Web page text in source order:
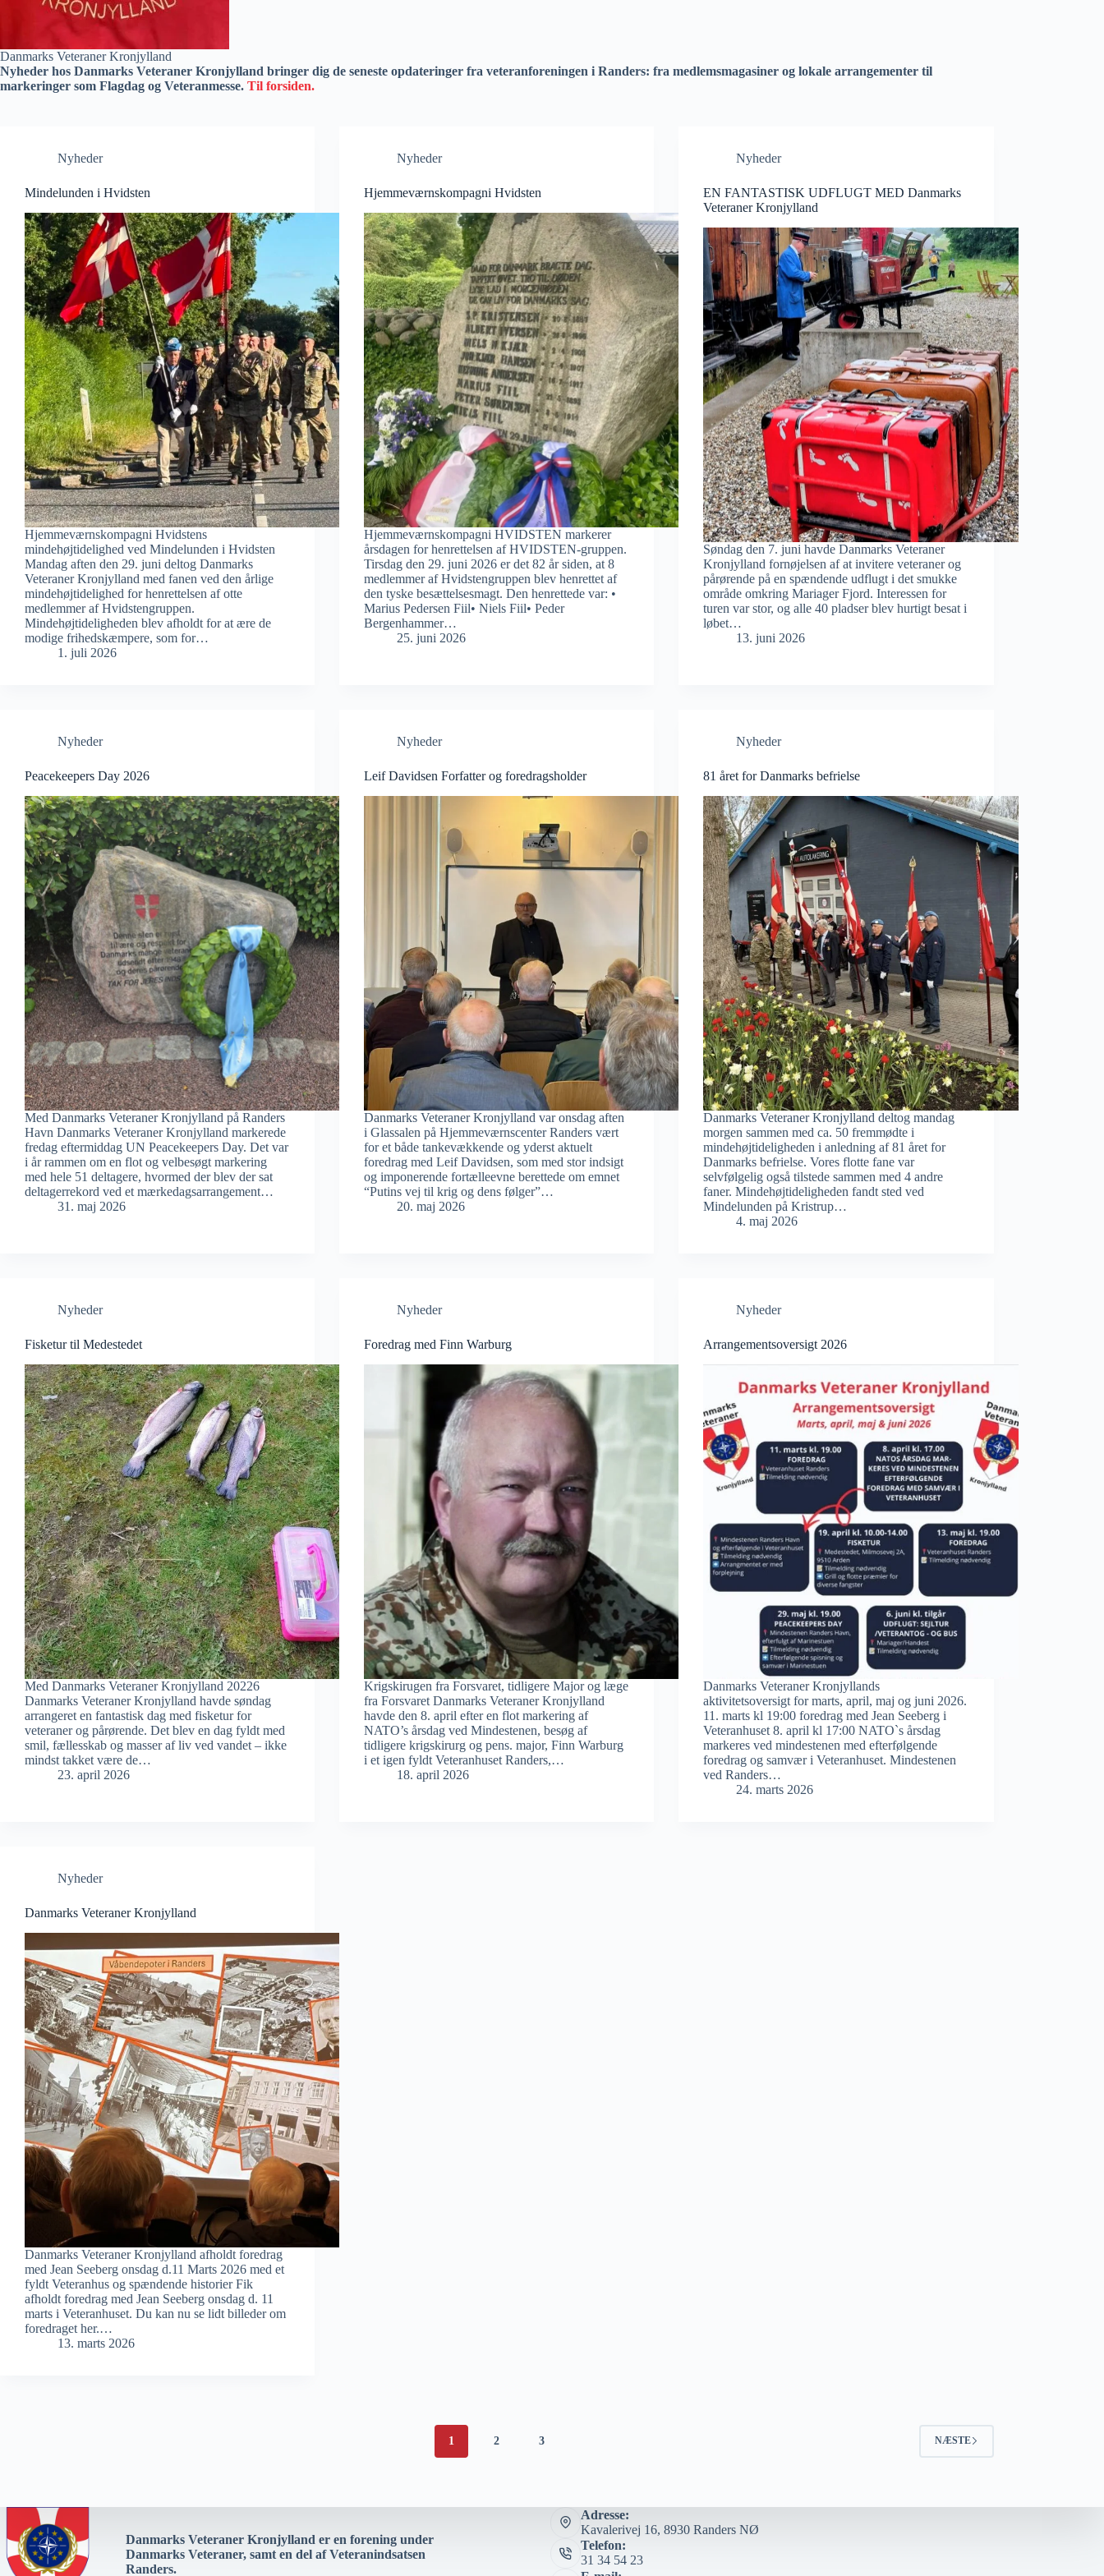
Danmarks Veteraner Kronjylland
Nyheder hos Danmarks Veteraner Kronjylland bringer dig de seneste opdateringer fra veteranforeningen i Randers: fra medlemsmagasiner og lokale arrangementer til
markeringer som Flagdag og Veteranmesse. Til forsiden.
Nyheder
Mindelunden i Hvidsten
Hjemmeværnskompagni Hvidstens
mindehøjtidelighed ved Mindelunden i Hvidsten
Mandag aften den 29. juni deltog Danmarks
Veteraner Kronjylland med fanen ved den årlige
mindehøjtidelighed for henrettelsen af otte
medlemmer af Hvidstengruppen.
Mindehøjtideligheden blev afholdt for at ære de
modige frihedskæmpere, som for…
1. juli 2026
Nyheder
Hjemmeværnskompagni Hvidsten
Hjemmeværnskompagni HVIDSTEN markerer
årsdagen for henrettelsen af HVIDSTEN-gruppen.
Tirsdag den 29. juni 2026 er det 82 år siden, at 8
medlemmer af Hvidstengruppen blev henrettet af
den tyske besættelsesmagt. Den henrettede var: •
Marius Pedersen Fiil• Niels Fiil• Peder
Bergenhammer…
25. juni 2026
Nyheder
EN FANTASTISK UDFLUGT MED Danmarks
Veteraner Kronjylland
Søndag den 7. juni havde Danmarks Veteraner
Kronjylland fornøjelsen af at invitere veteraner og
pårørende på en spændende udflugt i det smukke
område omkring Mariager Fjord. Interessen for
turen var stor, og alle 40 pladser blev hurtigt besat i
løbet…
13. juni 2026
Nyheder
Peacekeepers Day 2026
Med Danmarks Veteraner Kronjylland på Randers
Havn Danmarks Veteraner Kronjylland markerede
fredag eftermiddag UN Peacekeepers Day. Det var
i år rammen om en flot og velbesøgt markering
med hele 51 deltagere, hvormed der blev der sat
deltagerrekord ved et mærkedagsarrangement…
31. maj 2026
Nyheder
Leif Davidsen Forfatter og foredragsholder
Danmarks Veteraner Kronjylland var onsdag aften
i Glassalen på Hjemmeværnscenter Randers vært
for et både tankevækkende og yderst aktuelt
foredrag med Leif Davidsen, som med stor indsigt
og imponerende fortælleevne berettede om emnet
“Putins vej til krig og dens følger”…
20. maj 2026
Nyheder
81 året for Danmarks befrielse
Danmarks Veteraner Kronjylland deltog mandag
morgen sammen med ca. 50 fremmødte i
mindehøjtideligheden i anledning af 81 året for
Danmarks befrielse. Vores flotte fane var
selvfølgelig også tilstede sammen med 4 andre
faner. Mindehøjtideligheden fandt sted ved
Mindelunden på Kristrup…
4. maj 2026
Nyheder
Fisketur til Medestedet
Med Danmarks Veteraner Kronjylland 20226
Danmarks Veteraner Kronjylland havde søndag
arrangeret en fantastisk dag med fisketur for
veteraner og pårørende. Det blev en dag fyldt med
smil, fællesskab og masser af liv ved vandet – ikke
mindst takket være de…
23. april 2026
Nyheder
Foredrag med Finn Warburg
Krigskirugen fra Forsvaret, tidligere Major og læge
fra Forsvaret Danmarks Veteraner Kronjylland
havde den 8. april efter en flot markering af
NATO’s årsdag ved Mindestenen, besøg af
tidligere krigskirurg og pens. major, Finn Warburg
i et igen fyldt Veteranhuset Randers,…
18. april 2026
Nyheder
Arrangementsoversigt 2026
Danmarks Veteraner Kronjyllands
aktivitetsoversigt for marts, april, maj og juni 2026.
11. marts kl 19:00 foredrag med Jean Seeberg i
Veteranhuset 8. april kl 17:00 NATO`s årsdag
markeres ved mindestenen med efterfølgende
foredrag og samvær i Veteranhuset. Mindestenen
ved Randers…
24. marts 2026
Nyheder
Danmarks Veteraner Kronjylland
Danmarks Veteraner Kronjylland afholdt foredrag
med Jean Seeberg onsdag d.11 Marts 2026 med et
fyldt Veteranhus og spændende historier Fik
afholdt foredrag med Jean Seeberg onsdag d. 11
marts i Veteranhuset. Du kan nu se lidt billeder om
foredraget her.…
13. marts 2026
1 2 3 NÆSTE
Danmarks Veteraner Kronjylland er en forening under
Danmarks Veteraner, samt en del af Veteranindsatsen
Randers.
Adresse:
Kavalerivej 16, 8930 Randers NØ
Telefon:
31 34 54 23